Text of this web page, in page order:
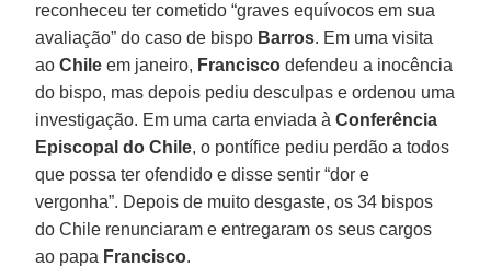
reconheceu ter cometido “graves equívocos em sua
avaliação” do caso de bispo Barros. Em uma visita
aoChile em janeiro, Francisco defendeu a inocência
do bispo, mas depois pediu desculpas e ordenou uma
investigação. Em uma carta enviada àConferência
Episcopal do Chile, o pontífice pediu perdão a todos
que possa ter ofendido e disse sentir “dor e
vergonha”. Depois de muito desgaste, os 34 bispos
do Chile renunciaram e entregaram os seus cargos
ao papa Francisco.